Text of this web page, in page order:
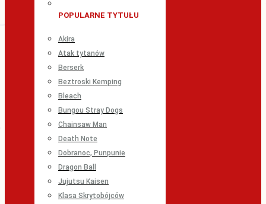
POPULARNE TYTUŁU
Akira
Atak tytanów
Berserk
Beztroski Kemping
Bleach
Bungou Stray Dogs
Chainsaw Man
Death Note
Dobranoc, Punpunie
Dragon Ball
Jujutsu Kaisen
Klasa Skrytobójców